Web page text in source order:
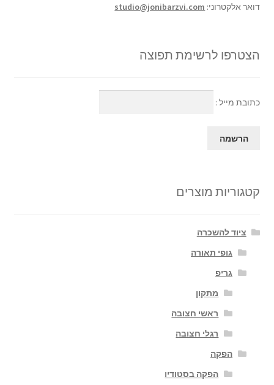
דואר אלקטרוני: studio@jonibarzvi.com
הצטרפו לרשימת תפוצה
כתובת מייל :
קטגוריות מוצרים
ציוד להשכרה
גופי תאורה
גריפ
מתקון
ראשי חצובה
רגלי חצובה
הפקה
הפקה בסטודיו